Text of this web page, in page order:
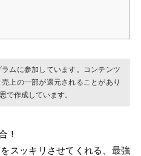
ムに参加しています。コンテンツ
上の一部が還元されることがあり
で作成しています。
！
スッキリさせてくれる、最強